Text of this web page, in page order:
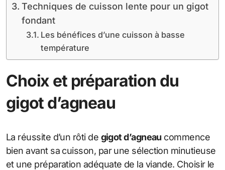
Techniques de cuisson lente pour un gigot
fondant
Les bénéfices d’une cuisson à basse
température
Choix et préparation du
gigot d’agneau
La réussite d’un rôti de gigot d’agneau commence
bien avant sa cuisson, par une sélection minutieuse
et une préparation adéquate de la viande. Choisir le